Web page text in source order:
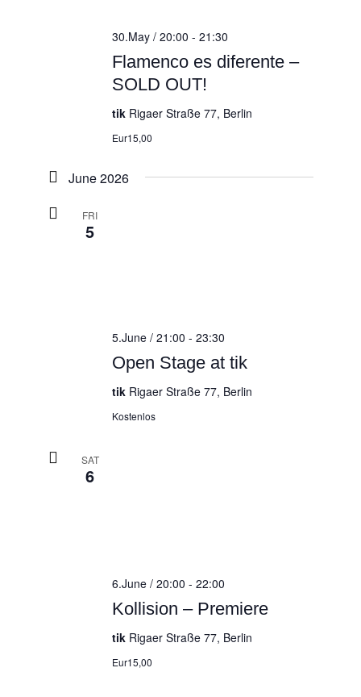
Flamenco es diferente –
SOLD OUT!
30.May / 20:00 - 21:30
tik Rigaer Straße 77, Berlin
Eur15,00
June 2026
FRI
5
Open Stage at tik
5.June / 21:00 - 23:30
tik Rigaer Straße 77, Berlin
Kostenlos
SAT
6
Kollision – Premiere
6.June / 20:00 - 22:00
tik Rigaer Straße 77, Berlin
Eur15,00